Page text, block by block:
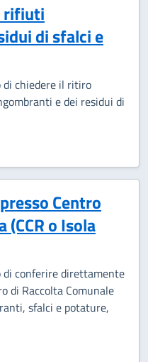
rifiuti
di sfalci e
chiedere il ritiro
e dei residui di
Centro
(CCR o Isola
conferire direttamente
di Raccolta Comunale
sfalci e potature,